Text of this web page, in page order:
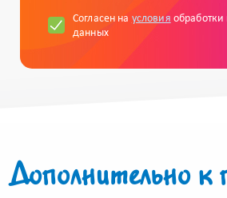
Согласен на условия
данных
Дополнительно к